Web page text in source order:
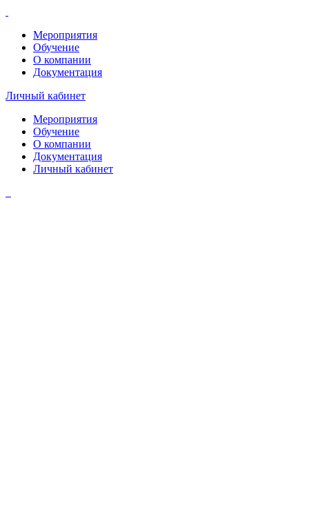
Мероприятия
Обучение
О компании
Документация
Личный кабинет
Мероприятия
Обучение
О компании
Документация
Личный кабинет